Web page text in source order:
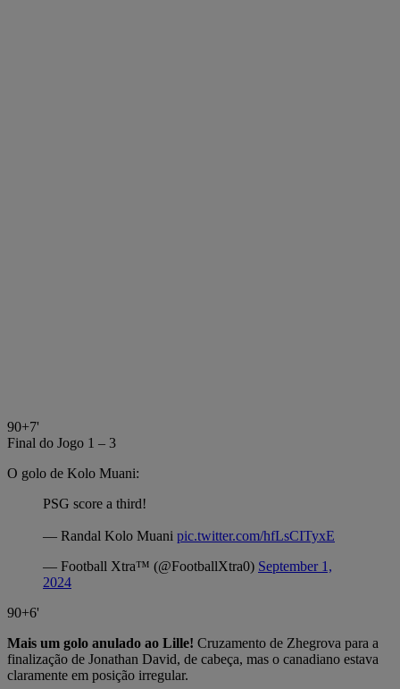
90+7'
Final do Jogo 1 – 3
O golo de Kolo Muani:
PSG score a third!
— Randal Kolo Muani pic.twitter.com/hfLsCITyxE
— Football Xtra™ (@FootballXtra0) September 1,
2024
90+6'
Mais um golo anulado ao Lille! Cruzamento de Zhegrova para a
finalização de Jonathan David, de cabeça, mas o canadiano estava
claramente em posição irregular.